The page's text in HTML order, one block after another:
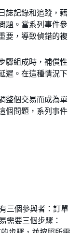
誌記錄和追蹤，藉
題。當系列事件參
要，導致偵錯的複
驟組成時，補償性
遲。在這種情況下
整個交易而成為單
個問題，系列事件
三個參與者：訂單
需要三個步驟：